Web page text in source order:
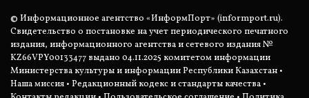
© Информационное агентство «ИнформПорт» (informport.ru).
Свидетельство о постановке на учет периодического печатного
издания, информационного агентства и сетевого издания №
KZ66VPY00133477 выдано 04.11.2025 комитетом информации
Министерства культуры и информации Республики Казахстан •
Наша миссия • Редакционный кодекс и стандарты качества •